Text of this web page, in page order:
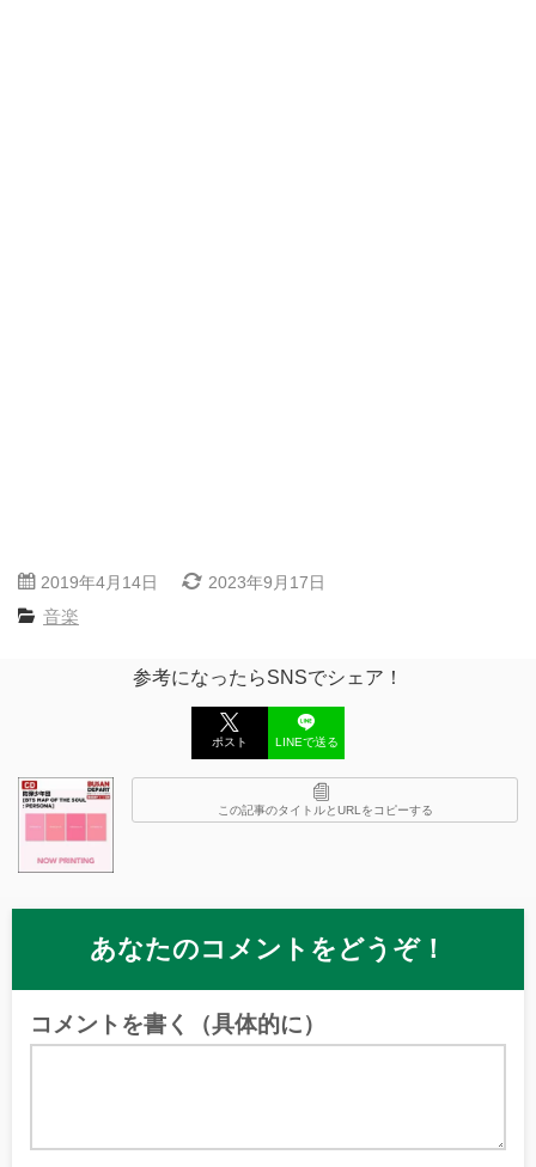
2019年4月14日 2023年9月17日
音楽
参考になったらSNSでシェア！
ポスト LINEで送る
この記事のタイトルとURLをコピーする
あなたのコメントをどうぞ！
コメントを書く（具体的に）